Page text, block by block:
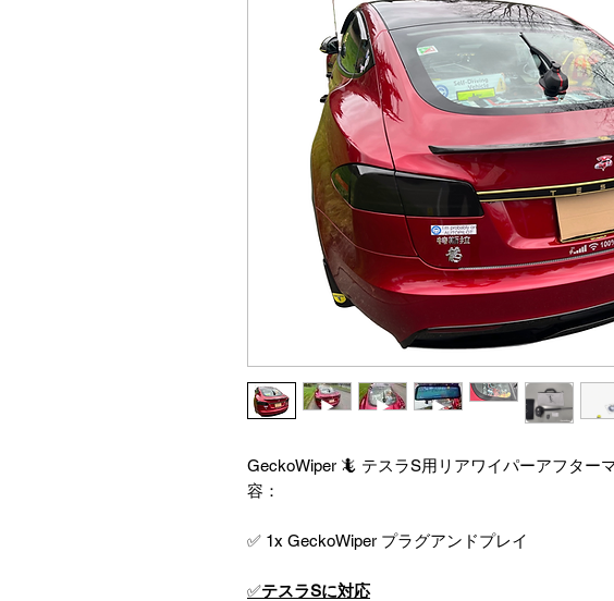
GeckoWiper 🦎 テスラS用リアワイパーアフター
容：
✅ 1x GeckoWiper プラグアンドプレイ
✅テスラSに対応